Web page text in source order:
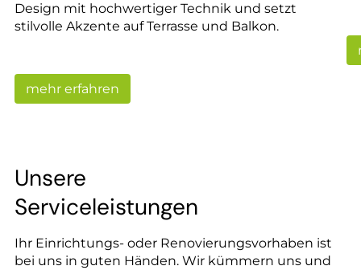
Design mit hochwertiger Technik und setzt
stilvolle Akzente auf Terrasse und Balkon.
mehr erfahren
Unsere
Serviceleistungen
Ihr Einrichtungs- oder Renovierungsvorhaben ist
bei uns in guten Händen. Wir kümmern uns und